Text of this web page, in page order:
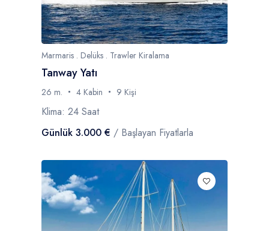
Marmaris . Delüks . Trawler Kiralama
Tanway Yatı
26 m. 4 Kabin 9 Kişi
Klima: 24 Saat
Günlük 3.000 € / Başlayan Fiyatlarla